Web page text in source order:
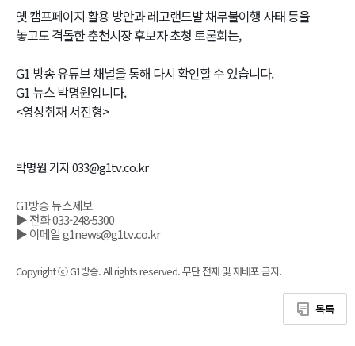
옛 캠프페이지 활용 방안과 레고랜드발 채무불이행 사태 등을
놓고도 격돌한 춘천시장 후보자 초청 토론회는,
G1 방송 유튜브 채널을 통해 다시 확인할 수 있습니다.
G1 뉴스 박명원입니다.
<영상취재 서진형>
박명원 기자 033@g1tv.co.kr
G1방송 뉴스제보
▶ 전화 033-248-5300
▶ 이메일 g1news@g1tv.co.kr
Copyright ⓒ G1방송. All rights reserved. 무단 전재 및 재배포 금지.
목록